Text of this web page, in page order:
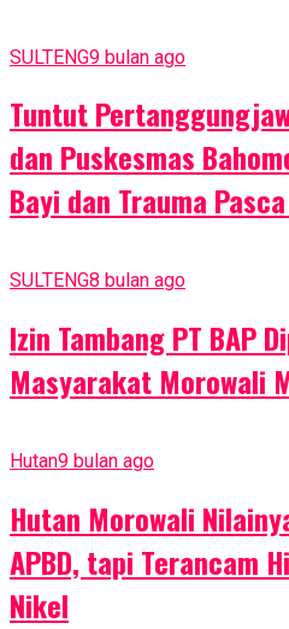
SULTENG9 bulan ago
Tuntut
dan Puskesmas
Bayi dan Trauma
SULTENG8 bulan ago
Izin Tambang PT BAP
Masyarakat Morowali
Hutan9 bulan ago
Hutan Morowali
APBD, tapi Terancam
Nikel